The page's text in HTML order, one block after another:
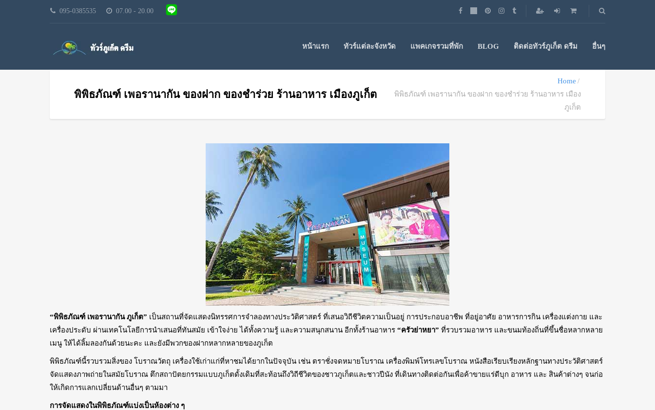
095-0385535 07.00 - 20.00
หน้าแรก ทัวร์แต่ละจังหวัด แพคเกจรวมที่พัก BLOG ติดต่อทัวร์ภูเก็ต ดรีม อื่นๆ
พิพิธภัณฑ์ เพอรานากัน ของฝาก ของชำร่วย ร้านอาหาร เมืองภูเก็ต
Home
พิพิธภัณฑ์ เพอรานากัน ของฝาก ของชำร่วย ร้านอาหาร เมือง
ภูเก็ต
“พิพิธภัณฑ์ เพอรานากัน ภูเก็ต” เป็นสถานที่จัดแสดงนิทรรศการจำลองทางประวัติศาสตร์ ที่เสนอวิถีชีวิตความเป็นอยู่ การประกอบอาชีพ ที่อยู่อาศัย อาหารการกิน เครื่องแต่งกาย และ
เครื่องประดับ ผ่านเทคโนโลยีการนำเสนอที่ทันสมัย เข้าใจง่าย ได้ทั้งความรู้ และความสนุกสนาน อีกทั้งร้านอาหาร “ครัวย่าหยา” ที่รวบรวมอาหาร และขนมท้องถิ่นที่ขึ้นชื่อหลากหลาย
เมนู ให้ได้ลิ้มลองกันด้วยนะคะ และยังมีพวกของฝากหลากหลายของภูเก็ต
พิพิธภัณฑ์นี้รวบรวมสิ่งของ โบราณวัตถุ เครื่องใช้เก่าแก่ที่หาชมได้ยากในปัจจุบัน เช่น ตราชั่งจดหมายโบราณ เครื่องพิมพ์โทรเลขโบราณ หนังสือเรียบเรียงหลักฐานทางประวัติศาสตร์
จัดแสดงภาพถ่ายในสมัยโบราณ ตึกสถาปัตยกรรมแบบภูเก็ตดั้งเดิมที่สะท้อนถึงวิถีชีวิตของชาวภูเก็ตและชาวปีนัง ที่เดินทางติดต่อกันเพื่อค้าขายแร่ดีบุก อาหาร และ สินค้าต่างๆ จนก่อ
ให้เกิดการแลกเปลี่ยนด้านอื่นๆ ตามมา
การจัดแสดงในพิพิธภัณฑ์แบ่งเป็นห้องต่าง ๆ